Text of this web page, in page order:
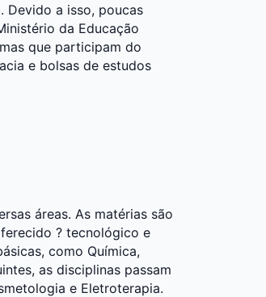
Devido a isso, poucas
da Educação
que participam do
e bolsas de estudos
áreas. As matérias são
? tecnológico e
como Química,
as disciplinas passam
e Eletroterapia.